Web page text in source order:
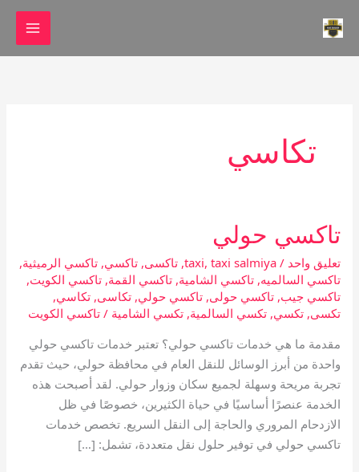
إلى
تكاسي
تاكسي حولي
تعليق واحد /
taxi, taxi salmiya
,تاكسى,تاكسي,تاكسي الرميثية,
تاكسي السالميه,تاكسي الشامية,تاكسي القمة,تاكسي الكويت,
تاكسي جيب,تاكسي حولى,تاكسي حولي,تكاسى,تكاسي,
تكسى,تكسي,تكسي السالمية,تكسي الشامية /تاكسي الكويت
مقدمة ما هي خدمات تاكسي حولي؟ تعتبر خدمات تاكسي حولي
واحدة من أبرز الوسائل للنقل العام في محافظة حولي، حيث تقدم
تجربة مريحة وسهلة لجميع سكان وزوار حولي. لقد أصبحت هذه
الخدمة عنصرًا أساسيًا في حياة الكثيرين، خصوصًا في ظل
الازدحام المروري والحاجة إلى النقل السريع. تخصص خدمات
تاكسي حولي في توفير حلول نقل متعددة، تشمل: […]
تاكسي
حولي